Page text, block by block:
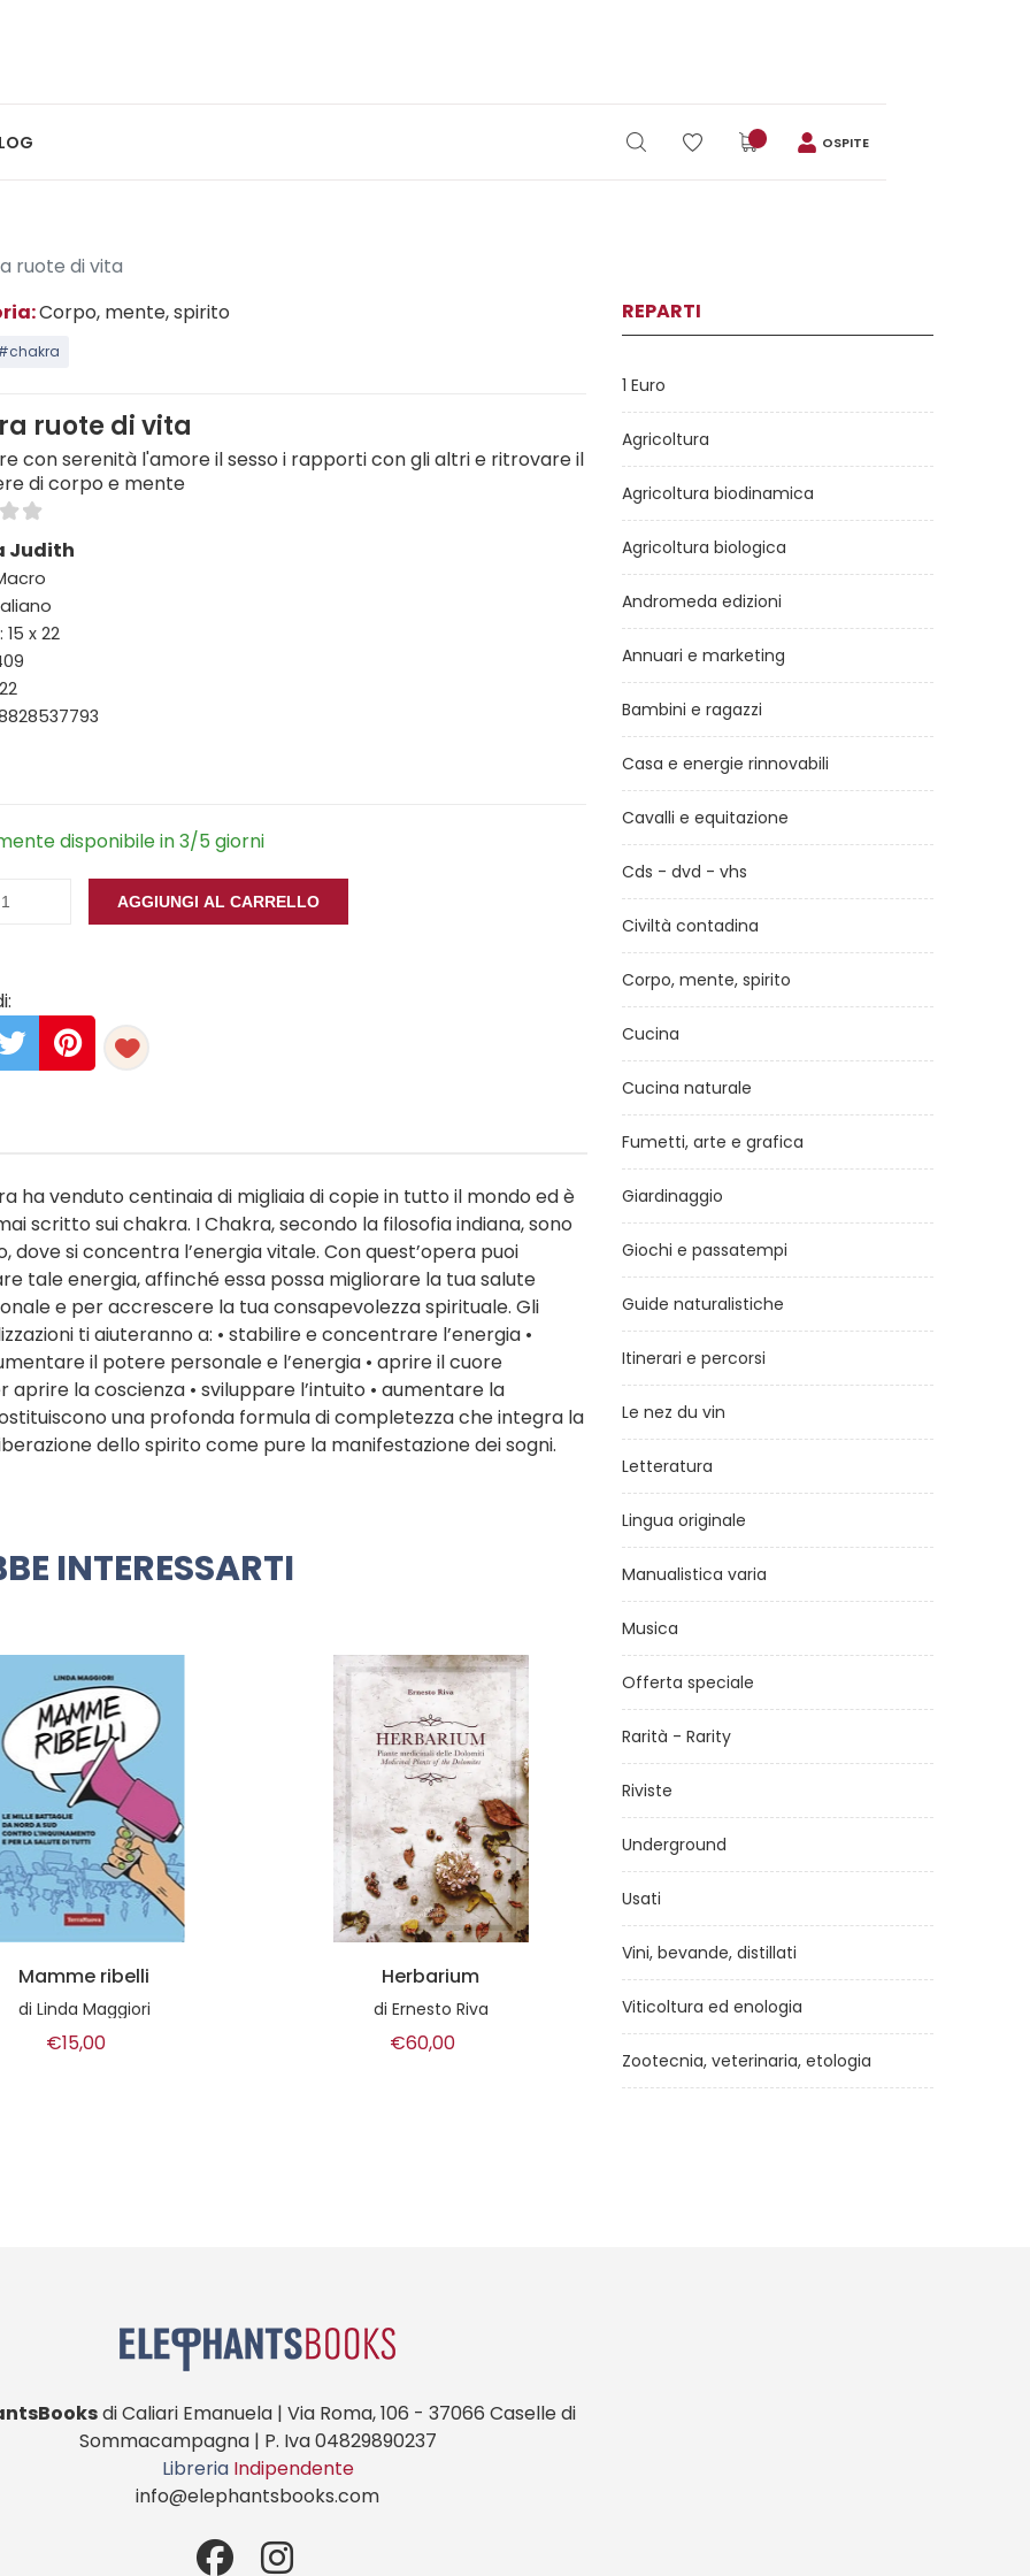
OSPITE
ruote di vita
Corpo, mente, spirito
ruote di vita
con serenità l'amore il sesso i rapporti con gli altri e ritrovare il
di corpo e mente
Judith
x 22
disponibile in 3/5 giorni
AGGIUNGI AL CARRELLO
ha venduto centinaia di migliaia di copie in tutto il mondo ed è
scritto sui chakra. I Chakra, secondo la filosofia indiana, sono
si concentra l’energia vitale. Con quest’opera puoi
tale energia, affinché essa possa migliorare la tua salute
e per accrescere la tua consapevolezza spirituale. Gli
ti aiuteranno a: • stabilire e concentrare l’energia •
il potere personale e l’energia • aprire il cuore
aprire la coscienza • sviluppare l’intuito • aumentare la
una profonda formula di completezza che integra la
dello spirito come pure la manifestazione dei sogni.
INTERESSARTI
Herbarium
diErnesto Riva
€60,00
Wabi Sabi. Scoprire
nell'imperfezione la bellezza
delle cose
Tomás Navarro
La saggezza dell'innocenza
diOsho Rajneesh
€8,50
REPARTI
1 Euro
Agricoltura
Agricoltura biodinamica
Agricoltura biologica
Andromeda edizioni
Annuari e marketing
Bambini e ragazzi
Casa e energie rinnovabili
Cavalli e equitazione
Cds - dvd - vhs
Civiltà contadina
Corpo, mente, spirito
Cucina
Cucina naturale
Fumetti, arte e grafica
Giardinaggio
Giochi e passatempi
Guide naturalistiche
Itinerari e percorsi
Le nez du vin
Letteratura
Lingua originale
Manualistica varia
Musica
Offerta speciale
Rarità - Rarity
Riviste
Underground
Usati
Vini, bevande, distillati
Viticoltura ed enologia
Zootecnia, veterinaria, etologia
di Caliari Emanuela | Via Roma, 106 - 37066 Caselle di
Sommacampagna | P. Iva 04829890237
Libreria Indipendente
info@elephantsbooks.com